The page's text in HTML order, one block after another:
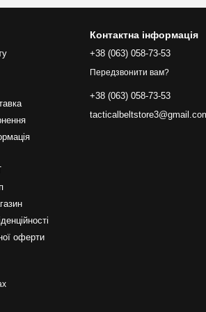
оферти
Контактна інформація
+38 (063) 058-73-53
Передзвонити вам?
+38 (063) 058-73-53